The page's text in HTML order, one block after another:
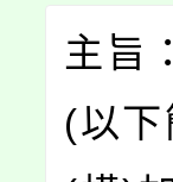
主旨
(以